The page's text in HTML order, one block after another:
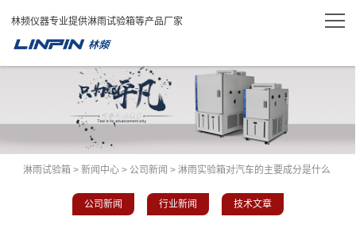
林频仪器专业提供淋雨试验箱等产品厂家
淋雨试验箱 > 新闻中心 > 公司新闻 > 淋雨实验箱对汽车的主要成分是什么
公司新闻 行业新闻 技术文章